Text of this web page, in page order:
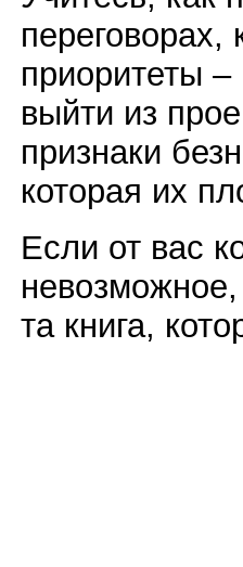
переговорах,
приоритеты –
выйти из
признаки
которая их
Если от вас
та книга,